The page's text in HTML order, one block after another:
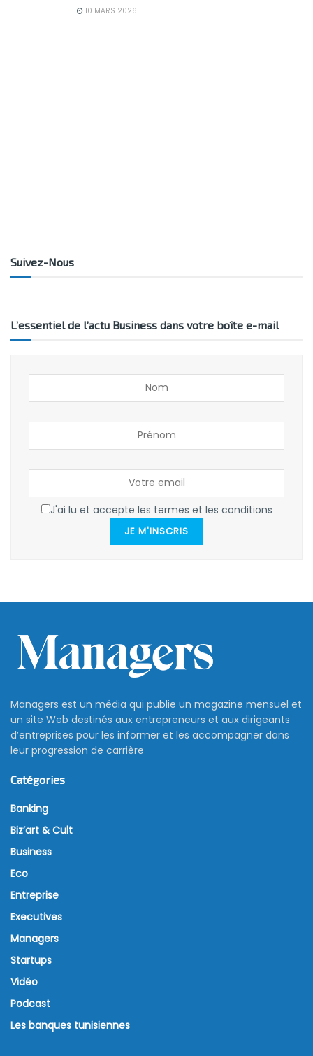
10 MARS 2026
Suivez-Nous
L’essentiel de l’actu Business dans votre boîte e-mail
J'ai lu et accepte les termes et les conditions
JE M'INSCRIS
Managers est un média qui publie un magazine mensuel et
un site Web destinés aux entrepreneurs et aux dirigeants
d’entreprises pour les informer et les accompagner dans
leur progression de carrière
Catégories
Banking
Biz’art & Cult
Business
Eco
Entreprise
Executives
Managers
Startups
Vidéo
Podcast
Les banques tunisiennes